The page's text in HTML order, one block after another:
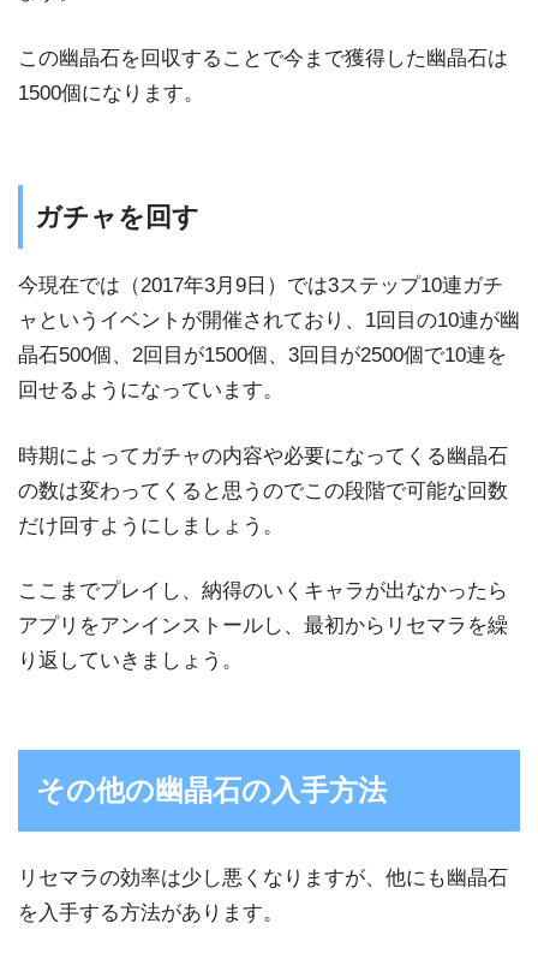
この幽晶石を回収することで今まで獲得した幽晶石は
1500個になります。
ガチャを回す
今現在では（2017年3月9日）では3ステップ10連ガチ
ャというイベントが開催されており、1回目の10連が幽
晶石500個、2回目が1500個、3回目が2500個で10連を
回せるようになっています。
時期によってガチャの内容や必要になってくる幽晶石
の数は変わってくると思うのでこの段階で可能な回数
だけ回すようにしましょう。
ここまでプレイし、納得のいくキャラが出なかったら
アプリをアンインストールし、最初からリセマラを繰
り返していきましょう。
その他の幽晶石の入手方法
リセマラの効率は少し悪くなりますが、他にも幽晶石
を入手する方法があります。